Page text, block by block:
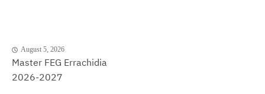
August 5, 2026
Master FEG Errachidia
2026-2027